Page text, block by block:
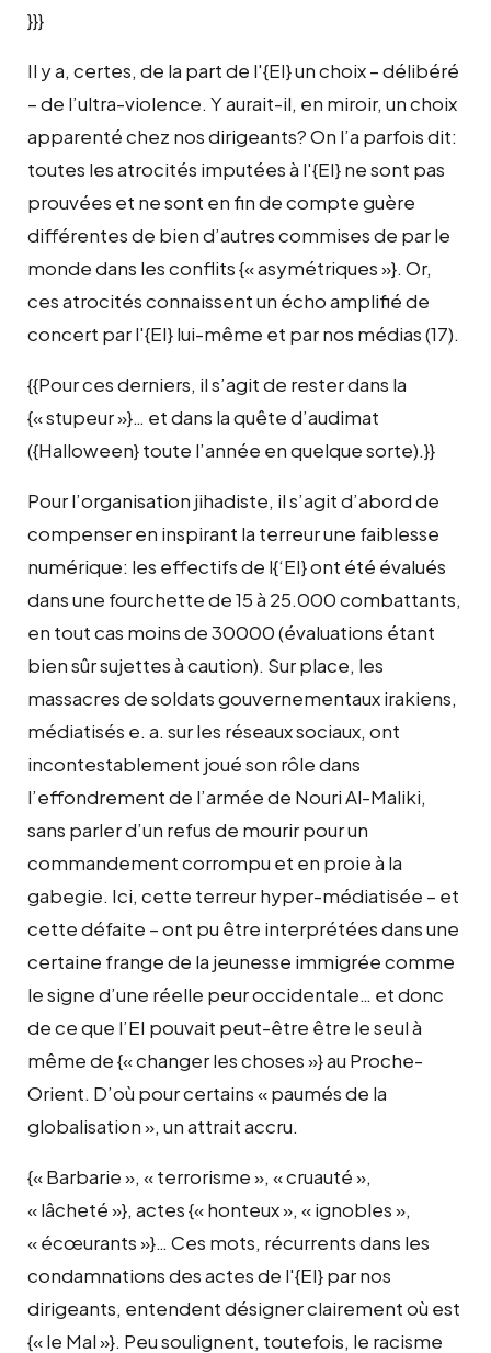
}}}
Il y a, certes, de la part de l'{EI} un choix – délibéré
– de l’ultra-violence. Y aurait-il, en miroir, un choix
apparenté chez nos dirigeants? On l’a parfois dit:
toutes les atrocités imputées à l'{EI} ne sont pas
prouvées et ne sont en fin de compte guère
différentes de bien d’autres commises de par le
monde dans les conflits {« asymétriques »}. Or,
ces atrocités connaissent un écho amplifié de
concert par l'{EI} lui-même et par nos médias (17).
{{Pour ces derniers, il s’agit de rester dans la
{« stupeur »}… et dans la quête d’audimat
({Halloween} toute l’année en quelque sorte).}}
Pour l’organisation jihadiste, il s’agit d’abord de
compenser en inspirant la terreur une faiblesse
numérique: les effectifs de l{‘EI} ont été évalués
dans une fourchette de 15 à 25.000 combattants,
en tout cas moins de 30000 (évaluations étant
bien sûr sujettes à caution). Sur place, les
massacres de soldats gouvernementaux irakiens,
médiatisés e. a. sur les réseaux sociaux, ont
incontestablement joué son rôle dans
l’effondrement de l’armée de Nouri Al-Maliki,
sans parler d’un refus de mourir pour un
commandement corrompu et en proie à la
gabegie. Ici, cette terreur hyper-médiatisée – et
cette défaite – ont pu être interprétées dans une
certaine frange de la jeunesse immigrée comme
le signe d’une réelle peur occidentale… et donc
de ce que l’EI pouvait peut-être être le seul à
même de {« changer les choses »} au Proche-
Orient. D’où pour certains « paumés de la
globalisation », un attrait accru.
{« Barbarie », « terrorisme », « cruauté »,
« lâcheté »}, actes {« honteux », « ignobles »,
« écœurants »}… Ces mots, récurrents dans les
condamnations des actes de l'{EI} par nos
dirigeants, entendent désigner clairement où est
{« le Mal »}. Peu soulignent, toutefois, le racisme